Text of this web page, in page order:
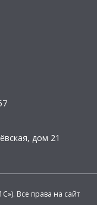
дом 21
Все права на сайт